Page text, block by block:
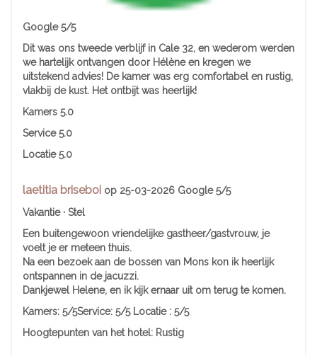
Google 5/5
Dit was ons tweede verblijf in Cale 32, en wederom werden
we hartelijk ontvangen door Hélène en kregen we
uitstekend advies! De kamer was erg comfortabel en rustig,
vlakbij de kust. Het ontbijt was heerlijk!
Kamers 5.0
Service5.0
Locatie5.0
laetitia briseboi op 25-03-2026 Google 5/5
Vakantie · Stel
Een buitengewoon vriendelijke gastheer/gastvrouw, je
voelt je er meteen thuis.
Na een bezoek aan de bossen van Mons kon ik heerlijk
ontspannen in de jacuzzi.
Dankjewel Helene, en ik kijk ernaar uit om terug te komen.
Kamers: 5/5Service: 5/5 Locatie: 5/5
Hoogtepunten van het hotel: Rustig